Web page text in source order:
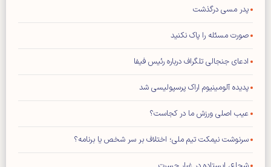
پدر مسی درگذشت
صورت مسئله را پاک نکنید
ادعای جنجالی تلگراف درباره رئیس فیفا
پدیده آلومینیوم اراک پرسپولیسی شد
عیب اصلی ورزش ما در کجاست؟
سرنوشت نیمکت تیم ملی؛ اختلاف بر سر شخص یا برنامه؟